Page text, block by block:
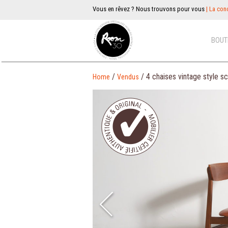
Vous en rêvez ? Nous trouvons pour vous | La
Home / Vendus / 4 chaises vintage style